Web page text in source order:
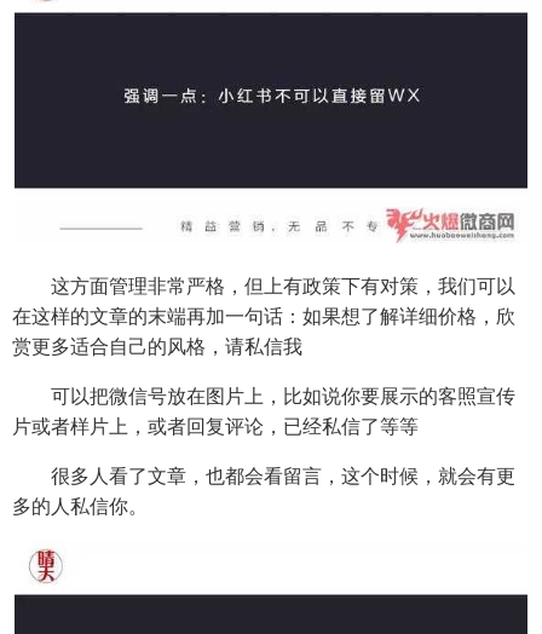
这方面管理非常严格，但上有政策下有对策，我们可以
在这样的文章的末端再加一句话：如果想了解详细价格，欣
赏更多适合自己的风格，请私信我
可以把微信号放在图片上，比如说你要展示的客照宣传
片或者样片上，或者回复评论，已经私信了等等
很多人看了文章，也都会看留言，这个时候，就会有更
多的人私信你。